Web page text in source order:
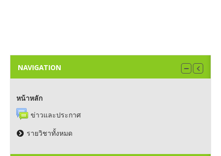
NAVIGATION
หน้าหลัก
ข่าวและประกาศ
รายวิชาทั้งหมด